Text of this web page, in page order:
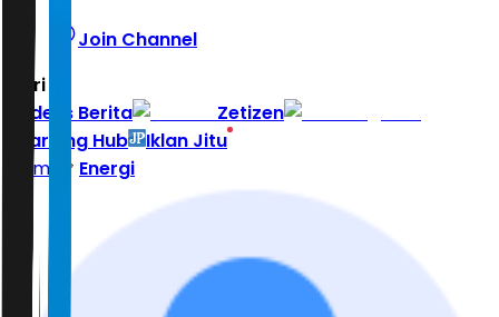
Join Channel
Hari ini
Indeks Berita
Zetizen
Learning Hub
Iklan Jitu
Home
Energi